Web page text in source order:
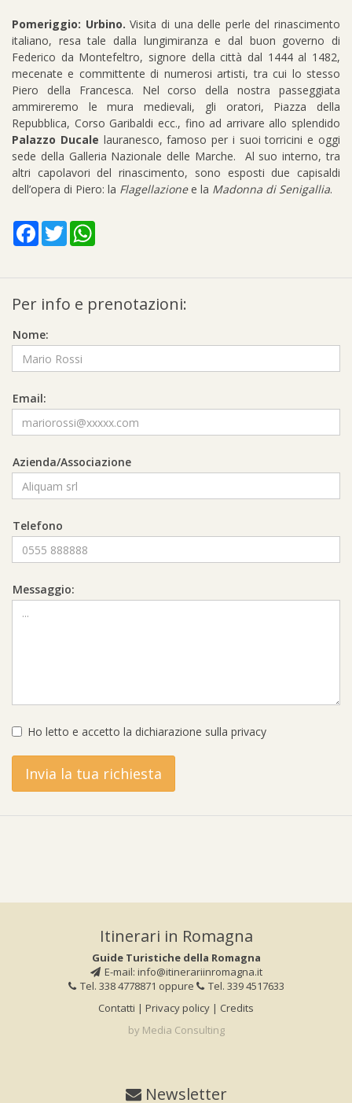
Pomeriggio: Urbino. Visita di una delle perle del rinascimento
italiano, resa tale dalla lungimiranza e dal buon governo di
Federico da Montefeltro, signore della città dal 1444 al 1482,
mecenate e committente di numerosi artisti, tra cui lo stesso
Piero della Francesca. Nel corso della nostra passeggiata
ammireremo le mura medievali, gli oratori, Piazza della
Repubblica, Corso Garibaldi ecc., fino ad arrivare allo splendido
Palazzo Ducale lauranesco, famoso per i suoi torricini e oggi
sede della Galleria Nazionale delle Marche. Al suo interno, tra
altri capolavori del rinascimento, sono esposti due capisaldi
dell’opera di Piero: la Flagellazionee la Madonna di Senigallia.
Facebook
Twitter
Per info e prenotazioni:
Nome:
Email:
Azienda/Associazione
Telefono
Messaggio:
Ho letto e accetto la dichiarazione sulla privacy
Itinerari in Romagna
Guide Turistiche della Romagna
E-mail: info@itinerariinromagna.it
Tel. 338 4778871 oppure
Tel. 339 4517633
Contatti | Privacy policy | Credits
by Media Consulting
Newsletter